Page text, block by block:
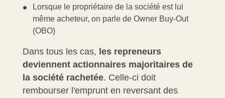
Lorsque le propriétaire de la société est lui
même acheteur, on parle de Owner Buy-Out
(OBO)
Dans tous les cas, les repreneurs
deviennent actionnaires majoritaires de
la société rachetée. Celle-ci doit
rembourser l'emprunt en reversant des